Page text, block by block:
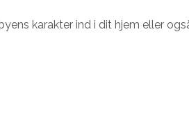
karakter ind i dit hjem eller